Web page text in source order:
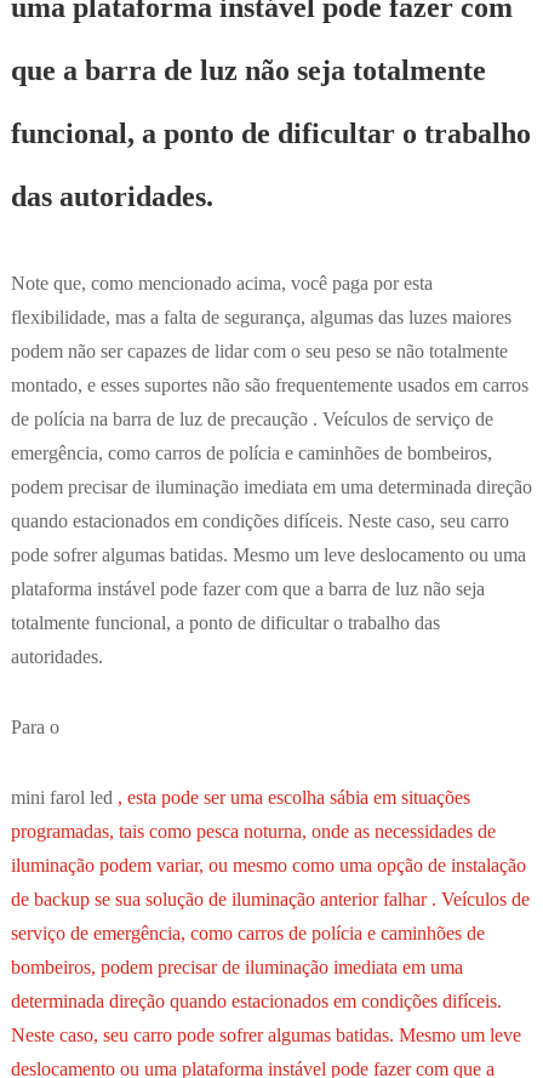
uma plataforma instável pode fazer com
que a barra de luz não seja totalmente
funcional, a ponto de dificultar o trabalho
das autoridades.
Note que, como mencionado acima, você paga por esta
flexibilidade, mas a falta de segurança, algumas das luzes maiores
podem não ser capazes de lidar com o seu peso se não totalmente
montado, e esses suportes não são frequentemente usados em carros
de polícia na barra de luz de precaução . Veículos de serviço de
emergência, como carros de polícia e caminhões de bombeiros,
podem precisar de iluminação imediata em uma determinada direção
quando estacionados em condições difíceis. Neste caso, seu carro
pode sofrer algumas batidas. Mesmo um leve deslocamento ou uma
plataforma instável pode fazer com que a barra de luz não seja
totalmente funcional, a ponto de dificultar o trabalho das
autoridades.
Para o
mini farol led , esta pode ser uma escolha sábia em situações
programadas, tais como pesca noturna, onde as necessidades de
iluminação podem variar, ou mesmo como uma opção de instalação
de backup se sua solução de iluminação anterior falhar . Veículos de
serviço de emergência, como carros de polícia e caminhões de
bombeiros, podem precisar de iluminação imediata em uma
determinada direção quando estacionados em condições difíceis.
Neste caso, seu carro pode sofrer algumas batidas. Mesmo um leve
deslocamento ou uma plataforma instável pode fazer com que a